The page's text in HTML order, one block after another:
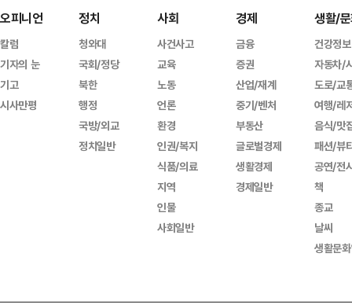
오피니언
칼럼
기자의 눈
기고
시사만평
정치
청와대
국회/정당
북한
행정
국방/외교
정치일반
사회
사건사고
교육
노동
언론
환경
인권/복지
식품/의료
지역
인물
사회일반
경제
금융
증권
산업/재계
중기/벤처
부동산
글로벌경제
생활경제
경제일반
생활/
건강정보
자동차/
도로/교
여행/레
음식/맛
패션/뷰
공연/전
책
종교
날씨
생활문